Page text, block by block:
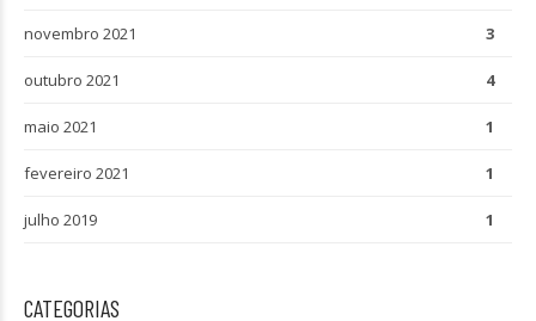
novembro 2021 3
outubro 2021 4
maio 2021 1
fevereiro 2021 1
julho 2019 1
CATEGORIAS